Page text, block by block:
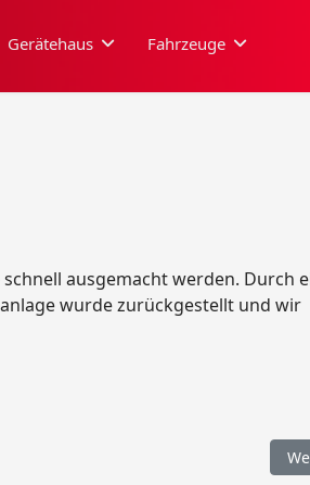
Gerätehaus Fahrzeuge
ausgemacht werden. Durch
wurde zurückgestellt und wir